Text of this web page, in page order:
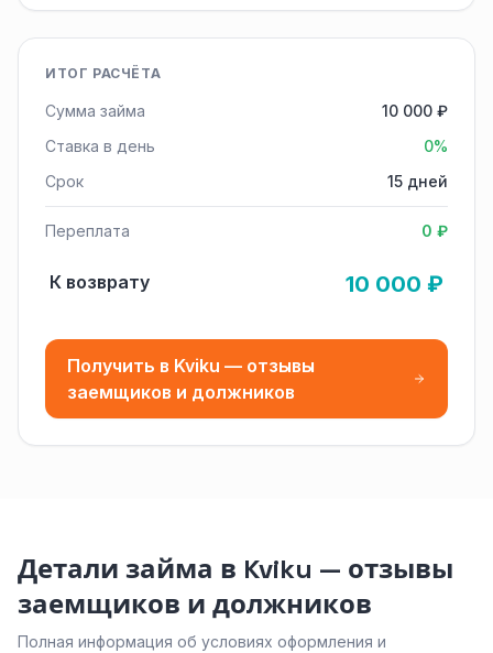
ИТОГ РАСЧЁТА
Сумма займа
10 000 ₽
Ставка в день
0%
Срок
15 дней
Переплата 0 ₽
К возврату 10 000 ₽
Получить в Kviku — отзывы
заемщиков и должников
Детали займа в Kviku — отзывы
заемщиков и должников
Полная информация об условиях оформления и